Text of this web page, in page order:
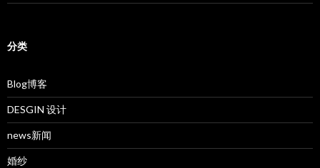
分类
Blog博客
DESGIN 设计
news新闻
婚纱